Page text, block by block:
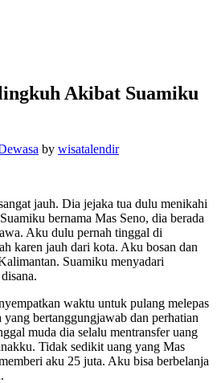
Akibat Suamiku
by wisatalendir
jauh. Dia jejaka tua dulu menikahi
bernama Mas Seno, dia berada
Aku dulu pernah tinggal di
karen jauh dari kota. Aku bosan dan
Suamiku menyadari
waktu untuk pulang melepas
bertanggungjawab dan perhatian
muda dia selalu mentransfer uang
Tidak sedikit uang yang Mas
aku 25 juta. Aku bisa berbelanja